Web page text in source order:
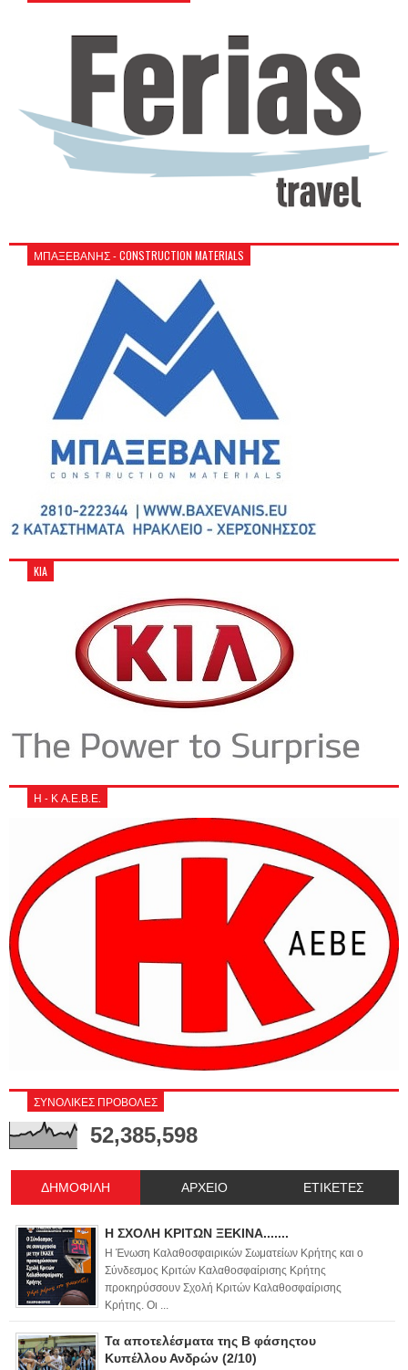
ΜΠΑΞΕΒΑΝΗΣ - CONSTRUCTION MATERIALS
KIA
Η - Κ Α.Ε.Β.Ε.
ΣΥΝΟΛΙΚΕΣ ΠΡΟΒΟΛΕΣ
52,385,598
ΔΗΜΟΦΙΛΗ ΑΡΧΕΙΟ ΕΤΙΚΕΤΕΣ
Η ΣΧΟΛΗ ΚΡΙΤΩΝ ΞΕΚΙΝΑ.......
Η Ένωση Καλαθοσφαιρικών Σωματείων Κρήτης και ο
Σύνδεσμος Κριτών Καλαθοσφαίρισης Κρήτης
προκηρύσσουν Σχολή Κριτών Καλαθοσφαίρισης
Κρήτης. Οι ...
Τα αποτελέσματα της Β φάσηςτου
Κυπέλλου Ανδρών (2/10)